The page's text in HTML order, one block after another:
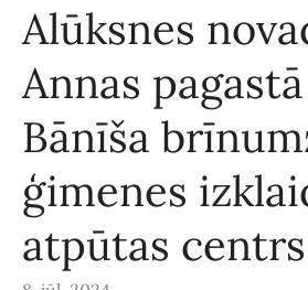
Alūksnes
Annas
Bānīša
ģimenes
atpūtas centrs